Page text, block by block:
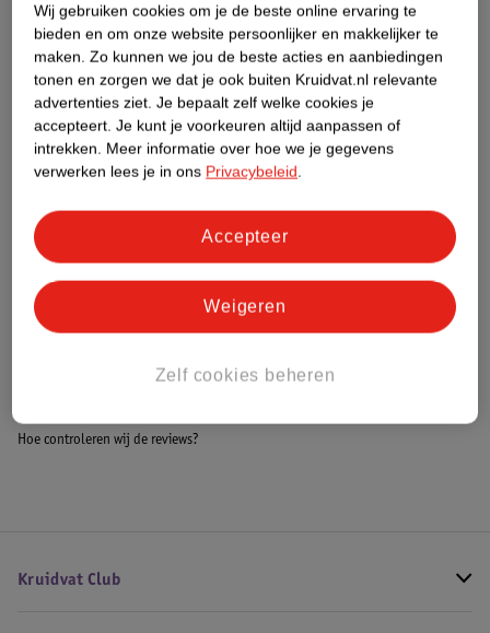
Etiketinformatie
Nature Impact Score
Dit product heeft (nog) geen Nature
Impact Score.
Meer informatie
Bestel & Bezorginformatie
Bekijk ook
Alle Handzeep
Hoe controleren wij de reviews?
Kruidvat Club
Wij gebruiken cookies om je de beste online ervaring te
bieden en om onze website persoonlijker en makkelijker te
maken. Zo kunnen we jou de beste acties en aanbiedingen
tonen en zorgen we dat je ook buiten Kruidvat.nl relevante
advertenties ziet. Je bepaalt zelf welke cookies je
accepteert. Je kunt je voorkeuren altijd aanpassen of
intrekken. Meer informatie over hoe we je gegevens
verwerken lees je in ons Privacybeleid.
Zelf cookies beheren
Weigeren
Accepteer